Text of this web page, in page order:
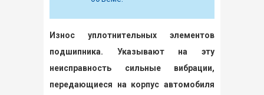
Износ уплотнительных элементов
подшипника. Указывают на эту
неисправность сильные вибрации,
передающиеся на корпус автомобиля